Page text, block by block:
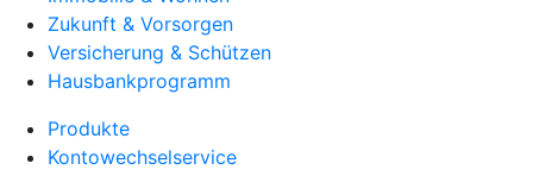
Zukunft & Vorsorgen
Versicherung & Schützen
Hausbankprogramm
Produkte
Kontowechselservice